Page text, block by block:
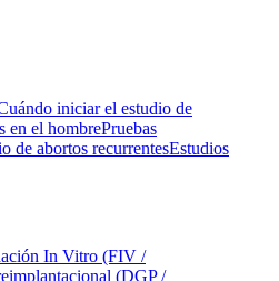
iniciar el estudio de
en el hombrePruebas
de abortos recurrentesEstudios
In Vitro (FIV /
(DGP /